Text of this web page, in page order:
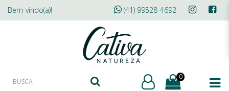
Bem-vindo(a)! (41) 99528-4692
0